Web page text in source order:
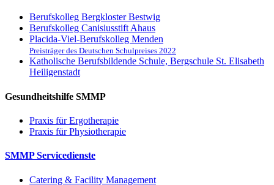
Berufskolleg Bergkloster Bestwig
Berufskolleg Canisiusstift Ahaus
Placida-Viel-Berufskolleg Menden
Preisträger des Deutschen Schulpreises 2022
Katholische Berufsbildende Schule, Bergschule St. Elisabeth
Heiligenstadt
Gesundheitshilfe SMMP
Praxis für Ergo­therapie
Praxis für Physio­therapie
SMMP Servicedienste
Catering & Facility Management